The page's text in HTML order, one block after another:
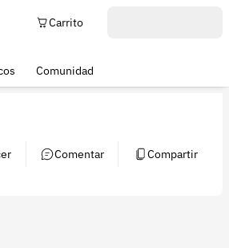
Carrito
Comunidad
Comentar Compartir